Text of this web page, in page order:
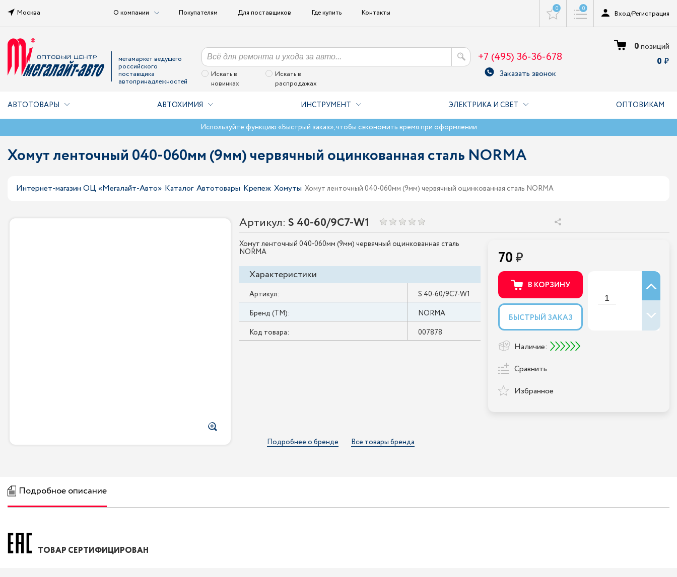
Москва О компании Покупателям Для поставщиков Где купить Контакты 0 0
Вход/Регистрация
мегамаркет ведущего
российского
поставщика
автопринадлежностей
Искать в
новинках
Искать в
распродажах
+7 (495) 36-36-678
Заказать звонок
0позиций
0
АВТОТОВАРЫ АВТОХИМИЯ ИНСТРУМЕНТ ЭЛЕКТРИКА И СВЕТ ОПТОВИКАМ
Используйте функцию «Быстрый заказ», чтобы сэкономить время при оформлении
Хомут ленточный 040-060мм (9мм) червячный оцинкованная сталь NORMA
Интернет-магазин ОЦ «Мегалайт-Авто» Каталог Автотовары Крепеж Хомуты Хомут ленточный 040-060мм (9мм) червячный оцинкованная сталь NORMA
Артикул: S 40-60/9С7-W1
Хомут ленточный 040-060мм (9мм) червячный оцинкованная сталь
NORMA
Характеристики
Артикул:
S 40-60/9С7-W1
Бренд (ТМ):
NORMA
Код товара:
007878
70
В КОРЗИНУ
БЫСТРЫЙ ЗАКАЗ
Наличие:
Сравнить
Избранное
Подробнее о бренде Все товары бренда
Подробное описание
ТОВАР СЕРТИФИЦИРОВАН